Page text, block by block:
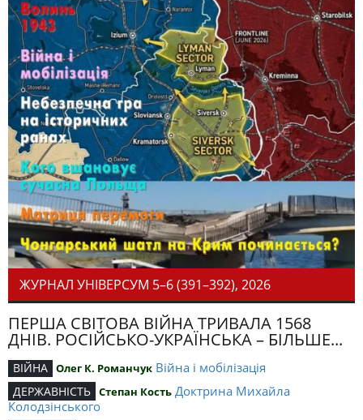
ЖУРНАЛ УНІВЕРСУМ 5–6 (391–392), 2026
ПЕРША СВІТОВА ВІЙНА ТРИВАЛА 1568
ДНІВ. РОСІЙСЬКО-УКРАЇНСЬКА – БІЛЬШЕ...
ВІЙНА Олег К. Романчук Війна і мобілізація
ДЕРЖАВНІСТЬ Степан Кость Доктрина Михайла
Колодзінського